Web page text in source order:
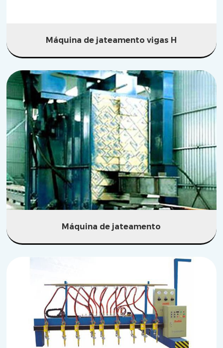
Máquina de jateamento vigas H
Máquina de jateamento